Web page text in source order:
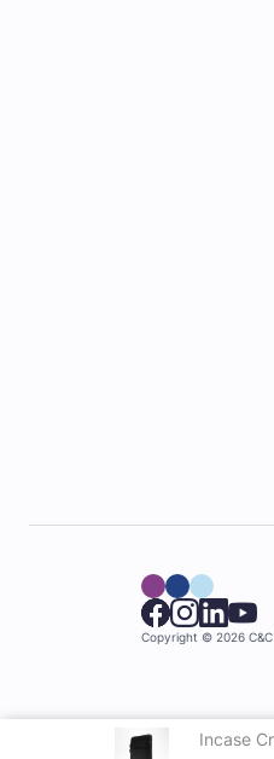
Copyright © 2026 C&C